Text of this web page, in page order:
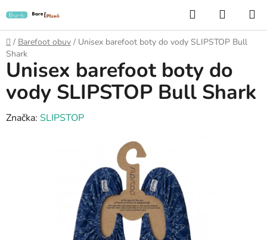
na
obsah
Hledat
KOŠÍK
Domů
/ Barefoot obuv / Unisex barefoot boty do vody SLIPSTOP Bull
Shark
Unisex barefoot boty do
vody SLIPSTOP Bull Shark
Značka: SLIPSTOP